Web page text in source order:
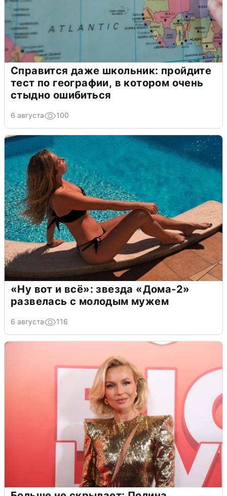
Справится даже школьник: пройдите
тест по географии, в котором очень
стыдно ошибиться
6 августа 100
«Ну вот и всё»: звезда «Дома-2»
развелась с молодым мужем
6 августа 116